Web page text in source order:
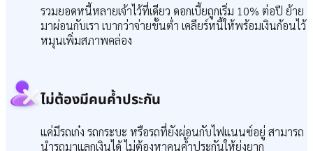
รวมยอดหนี้หลายเจ้าไว้ที่เดียว ดอกเบี้ยถูกเริ่ม 10% ต่อปี ย้าย
มาผ่อนกับเรา เบากว่าจ่ายขั้นต่ำ เคลียร์หนี้ให้พร้อมเงินก้อนไว้
หมุนเพิ่มสภาพคล่อง
ไม่ต้องมีคนค้ำประกัน
แค่มีรถเก๋ง รถกระบะ หรือรถที่ยังผ่อนกับไฟแนนซ์อยู่ สามารถ
นำรถมาแลกเงินได้ ไม่ต้องหาคนค้ำประกันให้ยุ่งยาก